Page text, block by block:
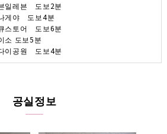
일레븐 도보2분
게야 도보4분
스토어 도보6분
소 도보5분
이공원 도보4분
공실정보